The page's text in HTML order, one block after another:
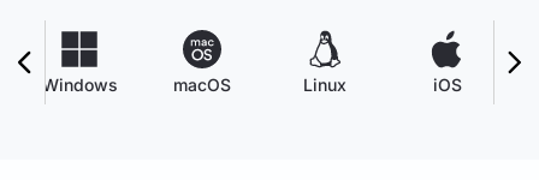
Windows macOS Linux iOS